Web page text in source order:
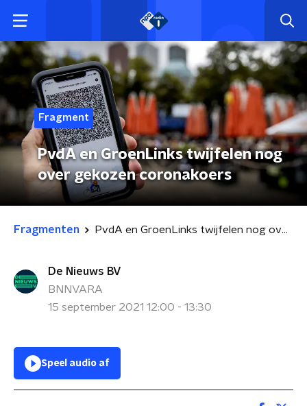
Fragment
PvdA en GroenLinks twijfelen nog
over gekozen coronakoers
Fragmenten PvdA en GroenLinks twijfelen nog over gekozen coronakoers
De Nieuws BV
BNNVARA
15 september 2021 12:00 - 13:30
Speel audio af